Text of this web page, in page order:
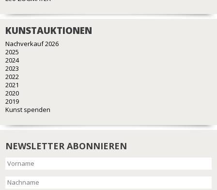
KUNSTAUKTIONEN
Nachverkauf 2026
2025
2024
2023
2022
2021
2020
2019
Kunst spenden
NEWSLETTER ABONNIEREN